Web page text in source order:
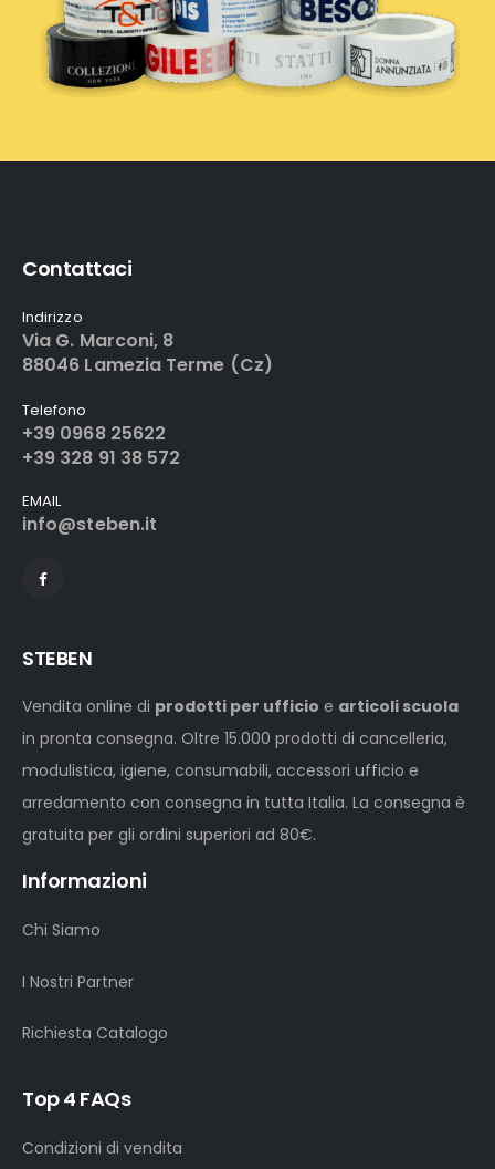
Contattaci
Indirizzo
Via G. Marconi, 8
88046 Lamezia Terme (Cz)
Telefono
+39 0968 25622
+39 328 91 38 572
EMAIL
info@steben.it
STEBEN
Vendita online di prodotti per ufficio e articoli scuola
in pronta consegna. Oltre 15.000 prodotti di cancelleria,
modulistica, igiene, consumabili, accessori ufficio e
arredamento con consegna in tutta Italia. La consegna è
gratuita per gli ordini superiori ad 80€.
Informazioni
Chi Siamo
I Nostri Partner
Richiesta Catalogo
Top 4 FAQs
Condizioni di vendita